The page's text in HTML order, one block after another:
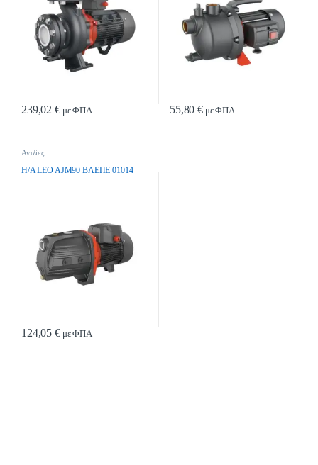
239,02€με ΦΠΑ 55,80€ με ΦΠΑ
Αντλίες
H/A LEO AJM90 BΛEΠE 01014
124,05€με ΦΠΑ